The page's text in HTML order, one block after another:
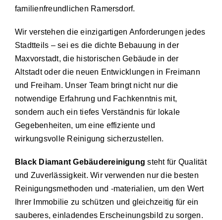
familienfreundlichen Ramersdorf.
Wir verstehen die einzigartigen Anforderungen jedes
Stadtteils – sei es die dichte Bebauung in der
Maxvorstadt, die historischen Gebäude in der
Altstadt oder die neuen Entwicklungen in Freimann
und Freiham. Unser Team bringt nicht nur die
notwendige Erfahrung und Fachkenntnis mit,
sondern auch ein tiefes Verständnis für lokale
Gegebenheiten, um eine effiziente und
wirkungsvolle Reinigung sicherzustellen.
Black Diamant Gebäudereinigung steht für Qualität
und Zuverlässigkeit. Wir verwenden nur die besten
Reinigungsmethoden und -materialien, um den Wert
Ihrer Immobilie zu schützen und gleichzeitig für ein
sauberes, einladendes Erscheinungsbild zu sorgen.